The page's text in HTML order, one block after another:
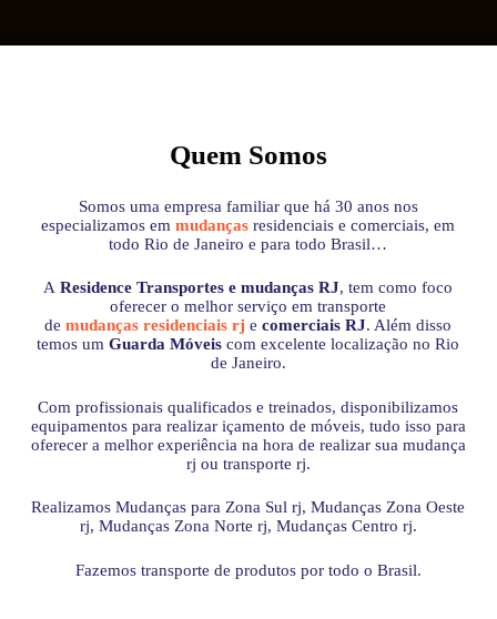
Quem Somos
Somos uma empresa familiar que há 30 anos nos
especializamos emmudançasresidenciais e comerciais, em
todo Rio de Janeiro e para todo Brasil…
AResidence Transportes e mudanças RJ, tem como foco
oferecer o melhor serviço em transporte
demudanças residenciais rj ecomerciais RJ. Além disso
temos umGuarda Móveis com excelente localização no Rio
de Janeiro.
Com profissionais qualificados e treinados, disponibilizamos
equipamentos para realizar içamento de móveis, tudo isso para
oferecer a melhor experiência na hora de realizar sua mudança
rj ou transporte rj.
Realizamos Mudanças para Zona Sul rj, Mudanças Zona Oeste
rj, Mudanças Zona Norte rj, Mudanças Centro rj.
Fazemos transporte de produtos por todo o Brasil.